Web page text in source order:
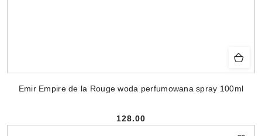
Emir Empire de la Rouge woda perfumowana spray 100ml
Cena:
128.00